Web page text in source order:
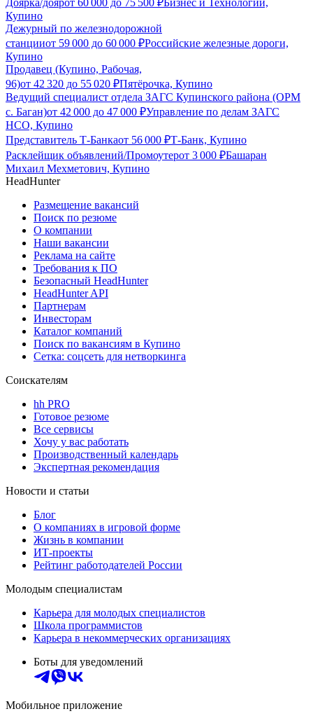
Доярка/доярот 60 000 до 75 500 ₽Бизнес и Технологии,
Купино
Дежурный по железнодорожной
станцииот 59 000 до 60 000 ₽Российские железные дороги,
Купино
Продавец (Купино, Рабочая,
96)от 42 320 до 55 020 ₽Пятёрочка, Купино
Ведущий специалист отдела ЗАГС Купинского района (ОРМ
с. Баган)от 42 000 до 47 000 ₽Управление по делам ЗАГС
НСО, Купино
Представитель Т-Банкаот 56 000 ₽Т-Банк, Купино
Расклейщик объявлений/Промоутерот 3 000 ₽Башаран
Михаил Мехметович, Купино
HeadHunter
Размещение вакансий
Поиск по резюме
О компании
Наши вакансии
Реклама на сайте
Требования к ПО
Безопасный HeadHunter
HeadHunter API
Партнерам
Инвесторам
Каталог компаний
Поиск по вакансиям в Купино
Сетка: соцсеть для нетворкинга
Соискателям
hh PRO
Готовое резюме
Все сервисы
Хочу у вас работать
Производственный календарь
Экспертная рекомендация
Новости и статьи
Блог
О компаниях в игровой форме
Жизнь в компании
ИТ-проекты
Рейтинг работодателей России
Молодым специалистам
Карьера для молодых специалистов
Школа программистов
Карьера в некоммерческих организациях
Боты для уведомлений
Мобильное приложение